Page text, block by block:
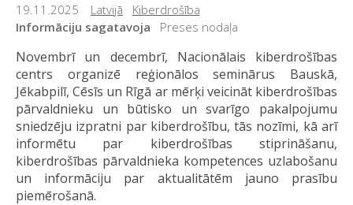
19.11.2025 Latvijā
Kiberdrošība
Informāciju sagatavoja
Preses nodaļa
Novembrī un decembrī, Nacionālais kiberdrošības
centrs organizē reģionālos seminārus Bauskā,
Jēkabpilī, Cēsīs un Rīgā ar mērķi veicināt kiberdrošības
pārvaldnieku un būtisko un svarīgo pakalpojumu
sniedzēju izpratni par kiberdrošību, tās nozīmi, kā arī
informētu par kiberdrošības stiprināšanu,
kiberdrošības pārvaldnieka kompetences uzlabošanu
un informāciju par aktualitātēm jauno prasību
piemērošanā.